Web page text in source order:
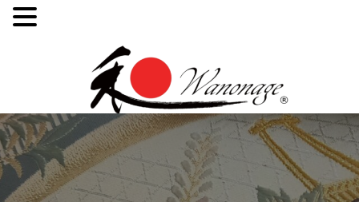
ン
ツ
へ
ス
和のナージュ
和のナージュとは、着物や帯を使用し、フランスのカルトナ
ジュ工法で作製されたハンドメイドのバッグや小物のこと
す。